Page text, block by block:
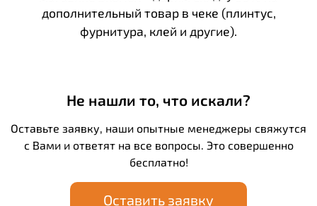
дополнительный товар в чеке (плинтус,
фурнитура, клей и другие).
Не нашли то, что искали?
Оставьте заявку, наши опытные менеджеры свяжутся
с Вами и ответят на все вопросы. Это совершенно
бесплатно!
Оставить заявку